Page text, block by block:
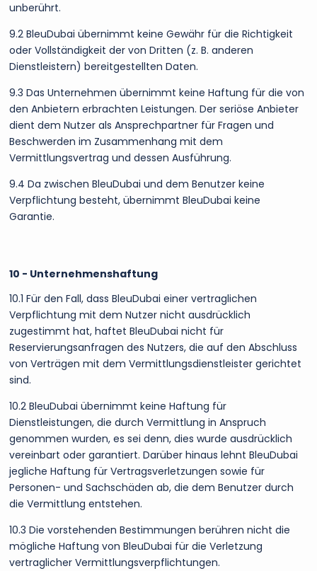
unberührt.
9.2 BleuDubai übernimmt keine Gewähr für die Richtigkeit
oder Vollständigkeit der von Dritten (z. B. anderen
Dienstleistern) bereitgestellten Daten.
9.3 Das Unternehmen übernimmt keine Haftung für die von
den Anbietern erbrachten Leistungen. Der seriöse Anbieter
dient dem Nutzer als Ansprechpartner für Fragen und
Beschwerden im Zusammenhang mit dem
Vermittlungsvertrag und dessen Ausführung.
9.4 Da zwischen BleuDubai und dem Benutzer keine
Verpflichtung besteht, übernimmt BleuDubai keine
Garantie.
10 - Unternehmenshaftung
10.1 Für den Fall, dass BleuDubai einer vertraglichen
Verpflichtung mit dem Nutzer nicht ausdrücklich
zugestimmt hat, haftet BleuDubai nicht für
Reservierungsanfragen des Nutzers, die auf den Abschluss
von Verträgen mit dem Vermittlungsdienstleister gerichtet
sind.
10.2 BleuDubai übernimmt keine Haftung für
Dienstleistungen, die durch Vermittlung in Anspruch
genommen wurden, es sei denn, dies wurde ausdrücklich
vereinbart oder garantiert. Darüber hinaus lehnt BleuDubai
jegliche Haftung für Vertragsverletzungen sowie für
Personen- und Sachschäden ab, die dem Benutzer durch
die Vermittlung entstehen.
10.3 Die vorstehenden Bestimmungen berühren nicht die
mögliche Haftung von BleuDubai für die Verletzung
vertraglicher Vermittlungsverpflichtungen.